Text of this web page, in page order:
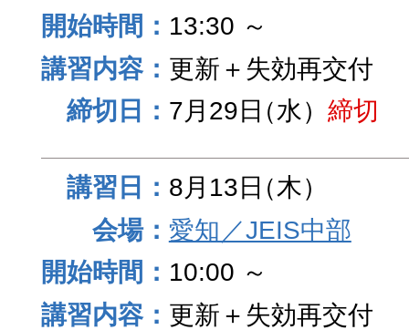
13:30 ～
更新＋失効再交付
7月29日（水） 締切
8月13日（木）
愛知／JEIS中部
10:00 ～
更新＋失効再交付